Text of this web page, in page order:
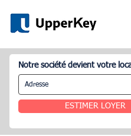
Notre société devient votre
ESTIMER LOYER